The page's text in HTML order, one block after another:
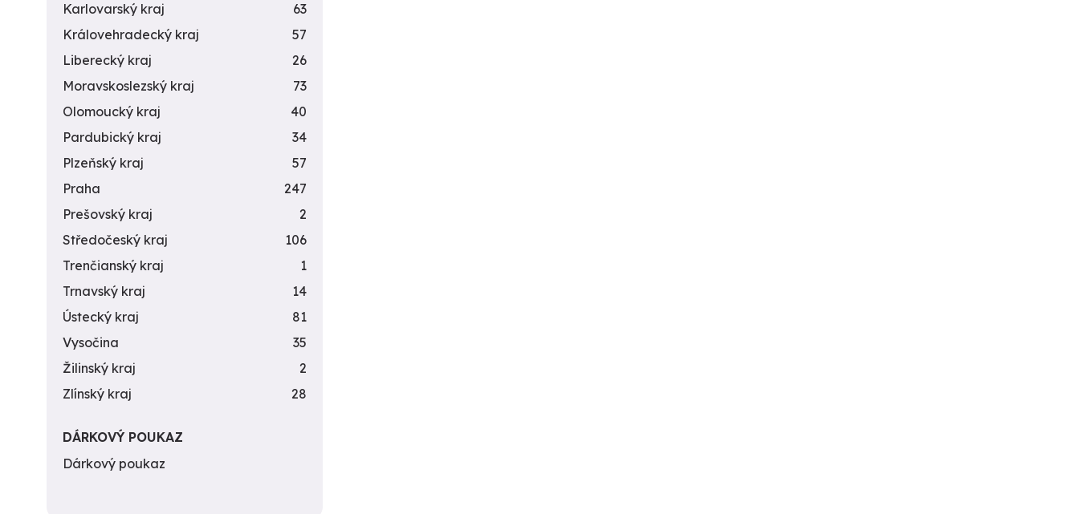
Karlovarský kraj
63
Královehradecký kraj
57
Liberecký kraj
26
Moravskoslezský kraj
73
Olomoucký kraj
40
Pardubický kraj
34
Plzeňský kraj
57
Praha
247
Prešovský kraj
2
Středočeský kraj
106
Trenčianský kraj
1
Trnavský kraj
14
Ústecký kraj
81
Vysočina
35
Žilinský kraj
2
Zlínský kraj
28
DÁRKOVÝ POUKAZ
Dárkový poukaz